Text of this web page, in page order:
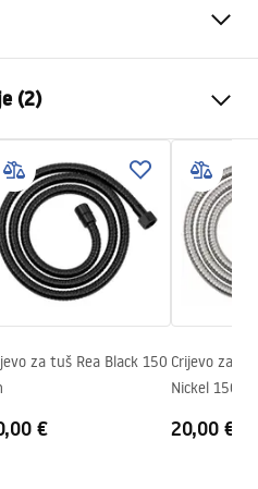
24 mjeseca
mjed, PVC, rubber
1kg
JS-017G
Zlatni
(2)
_24.pdf
za tuš Rea Black 150
€
Crijevo za
Nickel 150
20,00 €